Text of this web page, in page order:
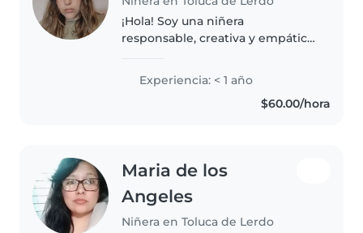
¡Hola! Soy una niñera
responsable, creativa y empática
hijos con dedicación. Aunque soy
nueva en el cuidado de niños,
tengo habilidades como leer,..
Experiencia: < 1 año
$60.00/hora
Maria de los
Angeles
Niñera en Toluca de Lerdo